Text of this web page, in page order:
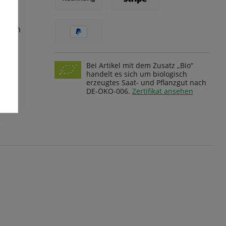
Bei Artikel mit dem Zusatz „Bio“
handelt es sich um biologisch
erzeugtes Saat- und Pflanzgut nach
DE-ÖKO-006. Zertifikat ansehen